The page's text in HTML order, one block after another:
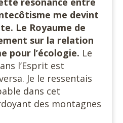
me devint
Le Royaume de
sur la relation
pour l’écologie. Le
l’Esprit est
Je le ressentais
dans cet
des montagnes